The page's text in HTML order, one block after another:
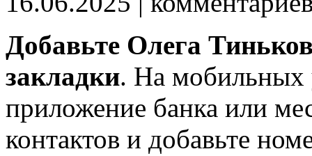
Добавьте Олега
закладки. На мобильных
приложение банка или
контактов и добавьте